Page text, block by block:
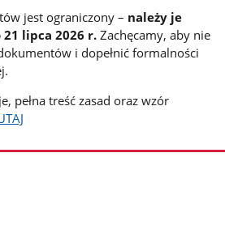
jest ograniczony – należy je
lipca 2026 r. Zachęcamy, aby nie
i dopełnić formalności
pełna treść zasad oraz wzór